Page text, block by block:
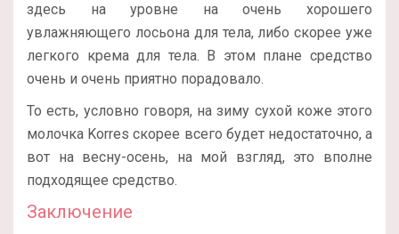
здесь на уровне на очень хорошего
увлажняющего лосьона для тела, либо скорее уже
легкого крема для тела. В этом плане средство
очень и очень приятно порадовало.
То есть, условно говоря, на зиму сухой коже этого
молочка Korres скорее всего будет недостаточно, а
вот на весну-осень, на мой взгляд, это вполне
подходящее средство.
Заключение